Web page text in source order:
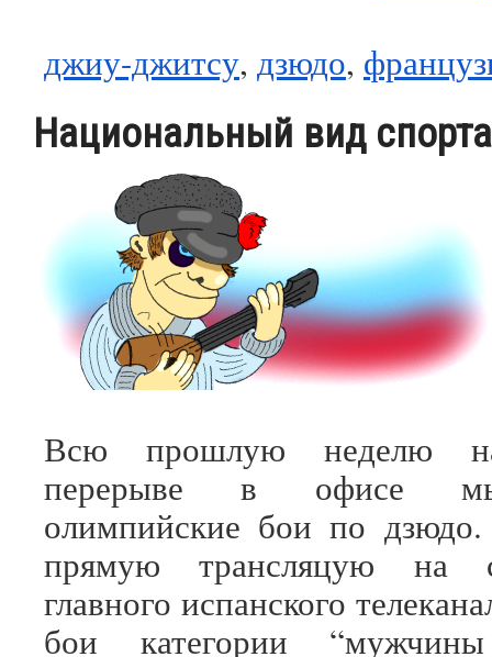
джиу-джитсу, дзюдо,
Национальный вид спорта
Всю прошлую неделю
перерыве в офисе
олимпийские бои по
прямую трансляцую на
главного испанского
бои категории